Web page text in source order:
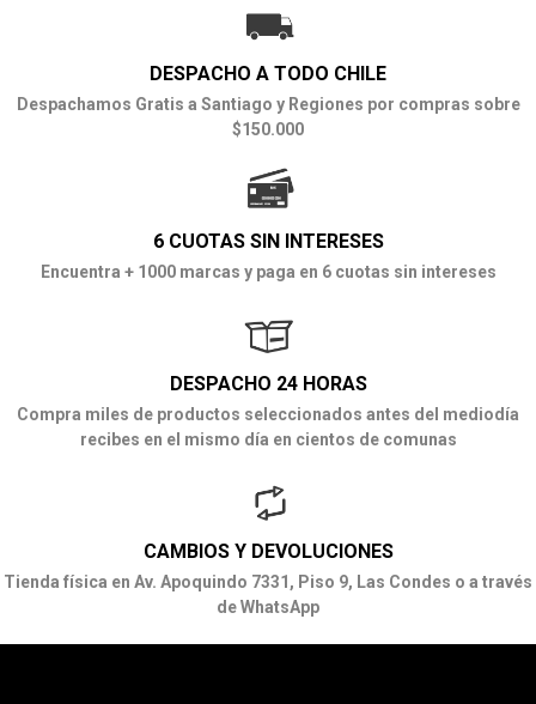
DESPACHO A TODO CHILE
Despachamos Gratis a Santiago y Regiones por compras sobre
$150.000
6 CUOTAS SIN INTERESES
Encuentra + 1000 marcas y paga en 6 cuotas sin intereses
DESPACHO 24 HORAS
Compra miles de productos seleccionados antes del mediodía
recibes en el mismo día en cientos de comunas
CAMBIOS Y DEVOLUCIONES
Tienda física en Av. Apoquindo 7331, Piso 9, Las Condes o a través
de WhatsApp